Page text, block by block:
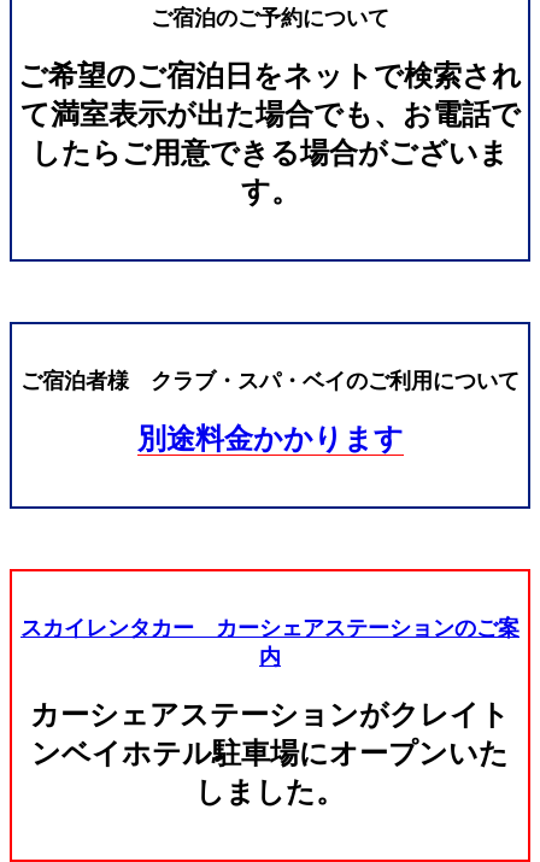
ご宿泊のご予約について
ご希望のご宿泊日をネットで検索され
て満室表示が出た場合でも、お電話で
したらご用意できる場合がございま
す。
ご宿泊者様 クラブ・スパ・ベイのご利用について
別途料金かかります
スカイレンタカー カーシェアステーションのご案
内
カーシェアステーションがクレイト
ンベイホテル駐車場にオープンいた
しました。